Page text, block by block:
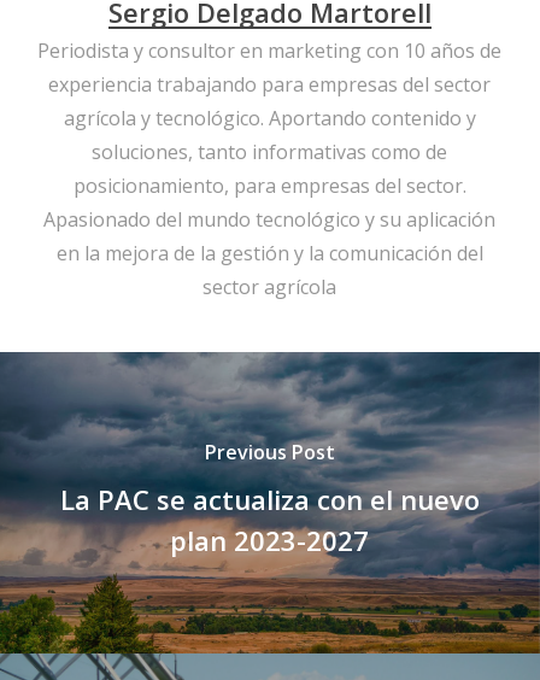
Sergio Delgado Martorell
Periodista y consultor en marketing con 10 años de
experiencia trabajando para empresas del sector
agrícola y tecnológico. Aportando contenido y
soluciones, tanto informativas como de
posicionamiento, para empresas del sector.
Apasionado del mundo tecnológico y su aplicación
en la mejora de la gestión y la comunicación del
sector agrícola
Previous Post
La PAC se actualiza con el nuevo
plan 2023-2027